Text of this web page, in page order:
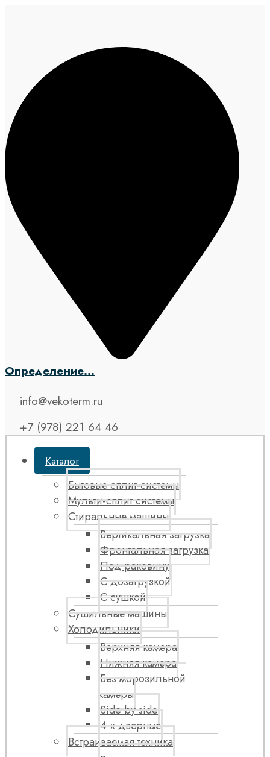
Определение...
info@vekoterm.ru
+7 (978) 221 64 46
Каталог
Бытовые сплит-системы
Мульти-сплит системы
Стиральные машины
Вертикальная загрузка
Фронтальная загрузка
Под раковину
С дозагрузкой
С сушкой
Сушильные машины
Холодильники
Верхняя камера
Нижняя камера
Без морозильной
камеры
Side by side
4-х дверные
Встраиваемая техника